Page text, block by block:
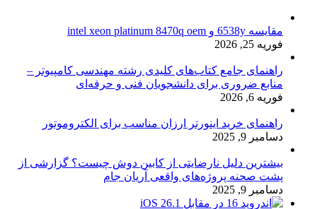
مقایسه 6538y و intel xeon platinum 8470q oem
فوریه 25, 2026
راهنمای جامع کتاب‌های کلیدی رشته مهندسی کامپیوتر –
منابع ضروری برای دانشجویان فنی و حرفه‌ای
فوریه 6, 2026
راهنمای خرید اینورتر ارزان مناسب برای الکتروموتور
دسامبر 9, 2025
بیشترین دلیل نارضایتی از کابین دوش چیست؟ گزارشی از
پشت صحنه پروژه‌های واقعی آریان جام
دسامبر 9, 2025